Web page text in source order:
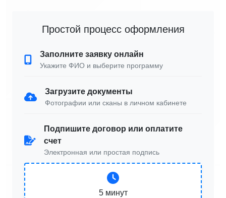
Простой процесс оформления
Заполните заявку онлайн
Укажите ФИО и выберите программу
Загрузите документы
Фотографии или сканы в личном кабинете
Подпишите договор или оплатите
счет
Электронная или простая подпись
5 минут